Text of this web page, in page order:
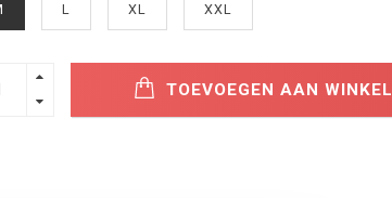
L XL XXL
TOEVOEGEN AAN